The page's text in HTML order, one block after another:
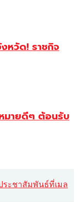
งหวัด! ราชกิจ
มายดีๆ ต้อนรับ
ประชาสัมพันธ์ที่เมล